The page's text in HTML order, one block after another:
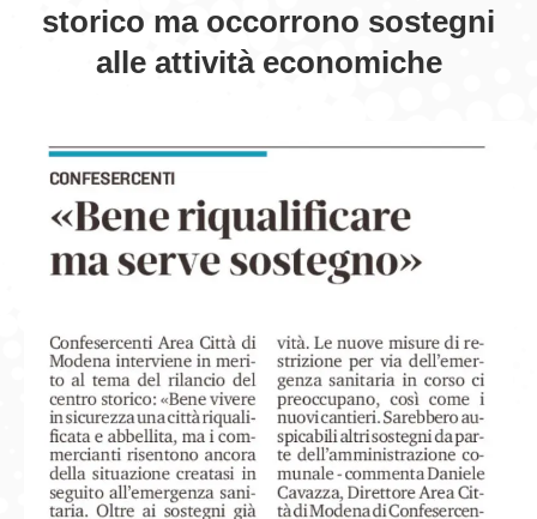
storico ma occorrono sostegni
alle attività economiche